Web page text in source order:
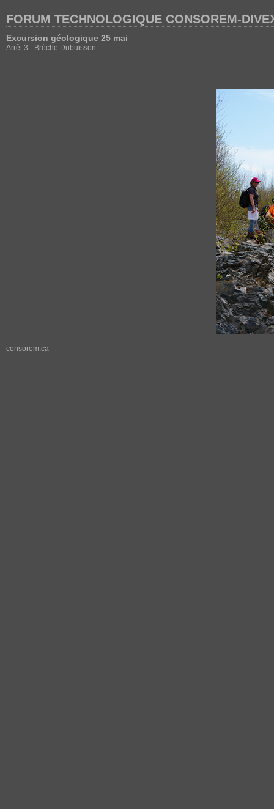
FORUM TECHNOLOGIQUE CONSOREM-
Excursion géologique 25 mai
Arrêt 3 - Brèche Dubuisson
consorem.ca